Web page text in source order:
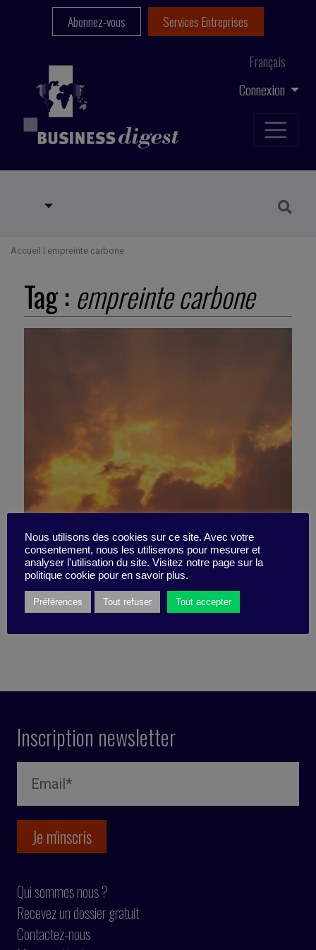
Connexion
Français
Abonnez-vous Services Entreprises
Accueil | empreinte carbone
Tag : empreinte carbone
Terrible Beauté
9 décembre 2024
Inscription newsletter
Qui sommes nous ?
Recevez un dossier gratuit
Contactez-nous
Nous utilisons des cookies sur ce site. Avec votre
consentement, nous les utiliserons pour mesurer et
analyser l'utilisation du site. Visitez notre page sur la
politique cookie pour en savoir plus.
Préférences Tout refuser Tout accepter